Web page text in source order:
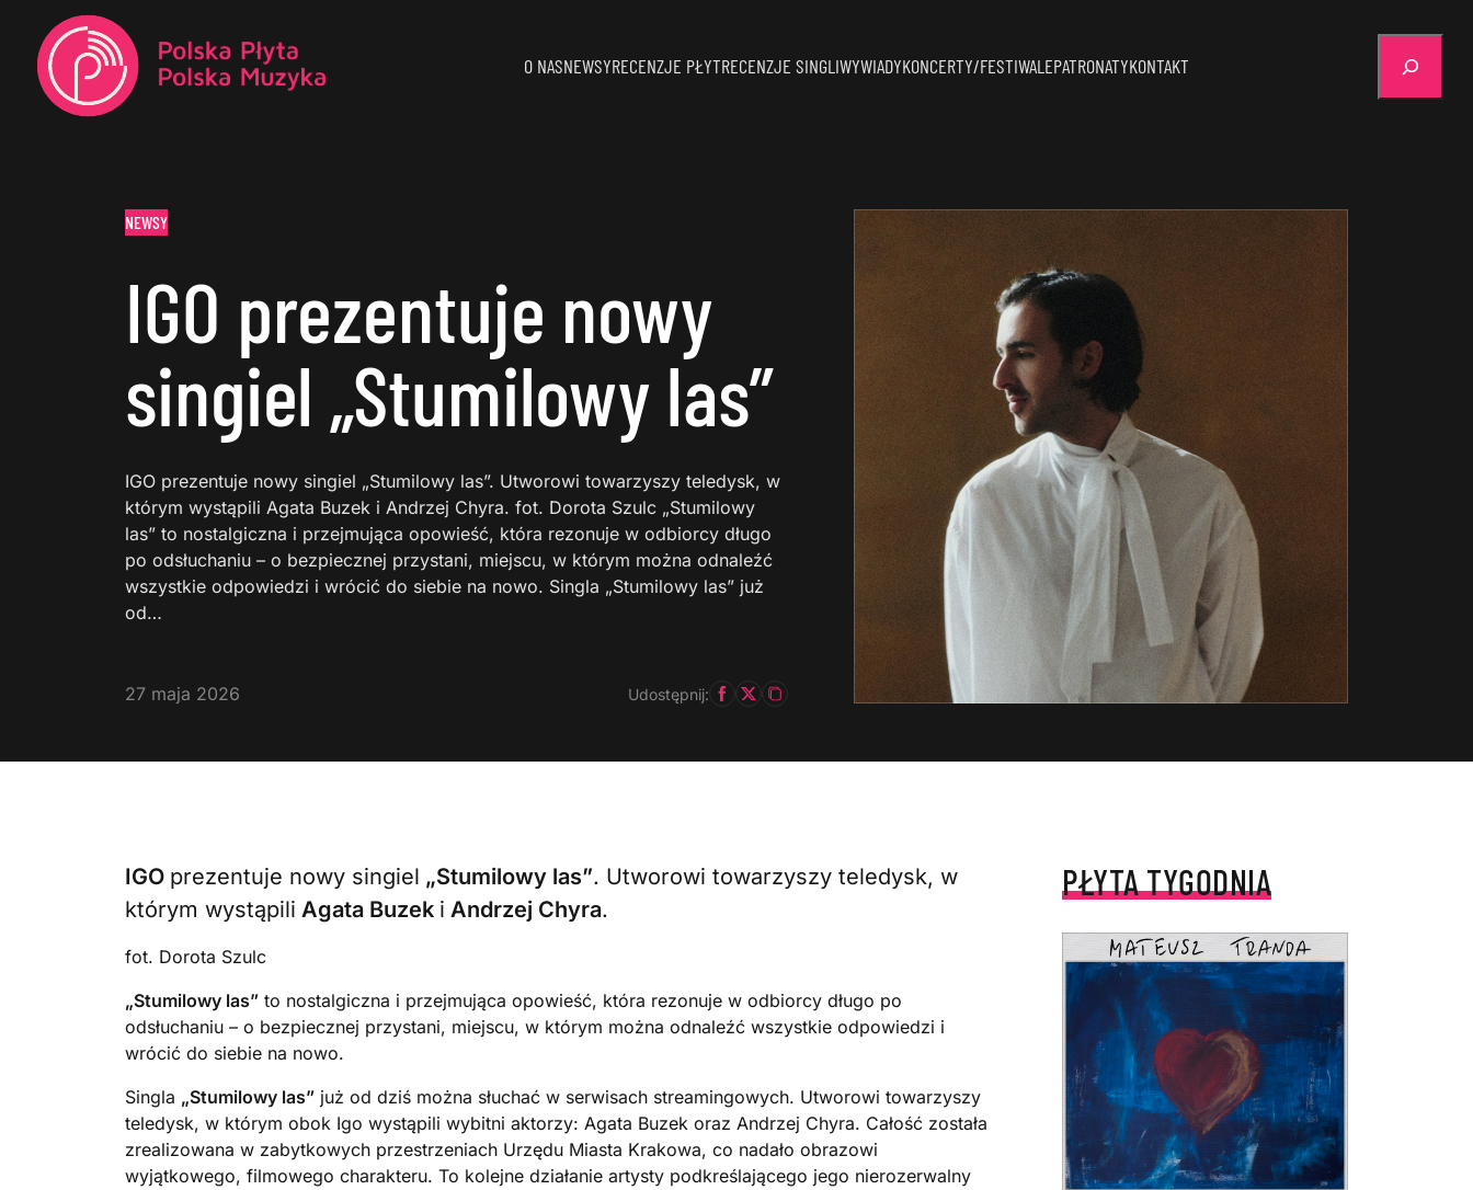
O NASNEWSYRECENZJE PŁYTRECENZJE SINGLIWYWIADYKONCERTY/FESTIWALEPATRONATYKONTAKT
NEWSY
IGO prezentuje nowy
singiel „Stumilowy las”
IGO prezentuje nowy singiel „Stumilowy las”. Utworowi towarzyszy teledysk, w
którym wystąpili Agata Buzek i Andrzej Chyra. fot. Dorota Szulc „Stumilowy
las” to nostalgiczna i przejmująca opowieść, która rezonuje w odbiorcy długo
po odsłuchaniu – o bezpiecznej przystani, miejscu, w którym można odnaleźć
wszystkie odpowiedzi i wrócić do siebie na nowo. Singla „Stumilowy las” już
od…
27 maja 2026 Udostępnij:
IGO prezentuje nowy singiel „Stumilowy las”. Utworowi towarzyszy teledysk, w
którym wystąpili Agata Buzek i Andrzej Chyra.
fot. Dorota Szulc
„Stumilowy las” to nostalgiczna i przejmująca opowieść, która rezonuje w odbiorcy długo po
odsłuchaniu – o bezpiecznej przystani, miejscu, w którym można odnaleźć wszystkie odpowiedzi i
wrócić do siebie na nowo.
Singla „Stumilowy las” już od dziś można słuchać w serwisach streamingowych. Utworowi towarzyszy
teledysk, w którym obok Igo wystąpili wybitni aktorzy: Agata Buzek oraz Andrzej Chyra. Całość została
zrealizowana w zabytkowych przestrzeniach Urzędu Miasta Krakowa, co nadało obrazowi
wyjątkowego, filmowego charakteru. To kolejne działanie artysty podkreślającego jego nierozerwalny
PŁYTA TYGODNIA